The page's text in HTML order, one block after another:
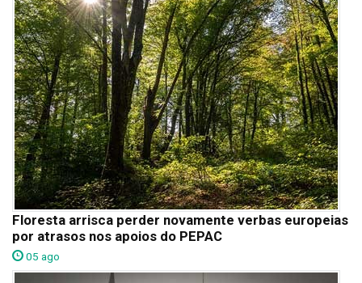
Floresta arrisca perder novamente verbas europeias
por atrasos nos apoios do PEPAC
05 ago